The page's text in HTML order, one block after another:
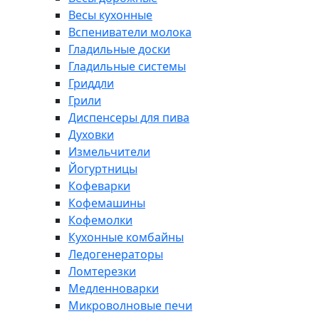
Весы кухонные
Вспениватели молока
Гладильные доски
Гладильные системы
Гриддли
Грили
Диспенсеры для пива
Духовки
Измельчители
Йогуртницы
Кофеварки
Кофемашины
Кофемолки
Кухонные комбайны
Ледогенераторы
Ломтерезки
Медленноварки
Микроволновые печи